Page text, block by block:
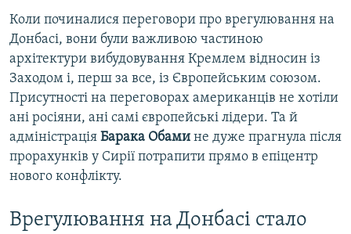
Коли починалися переговори про врегулювання на
Донбасі, вони були важливою частиною
архітектури вибудовування Кремлем відносин із
Заходом і, перш за все, із Європейським союзом.
Присутності на переговорах американців не хотіли
ані росіяни, ані самі європейські лідери. Та й
адміністрація Барака Обами не дуже прагнула після
прорахунків у Сирії потрапити прямо в епіцентр
нового конфлікту.
Врегулювання на Донбасі стало